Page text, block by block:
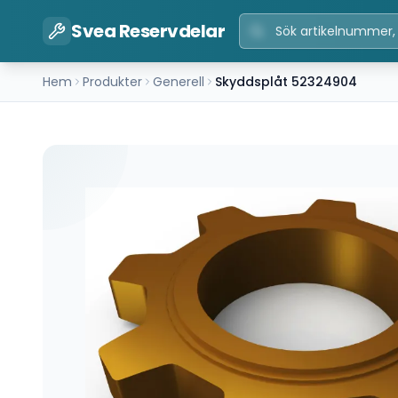
Svea Reservdelar
Hem Produkter Generell Skyddsplåt 52324904